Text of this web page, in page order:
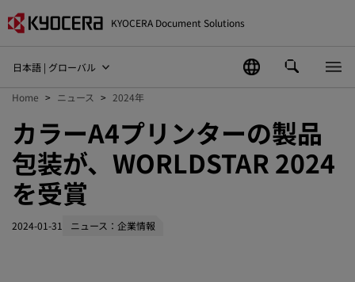
KYOCERA Document Solutions
日本語 | グローバル
Home ニュース 2024年
カラーA4プリンターの製品
包装が、WORLDSTAR 2024
を受賞
2024-01-31 ニュース：企業情報